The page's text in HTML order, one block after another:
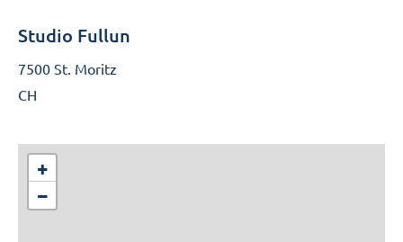
Studio Fullun
7500 St. Moritz
CH
+
−